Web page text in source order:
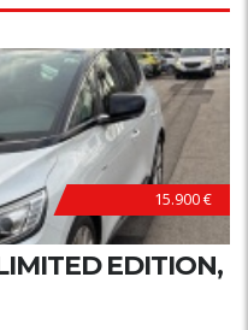
POVOLJNO !
15.900 €
EDITION,